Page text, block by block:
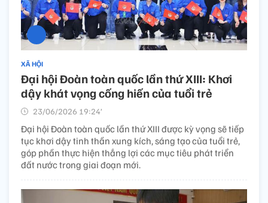
XÃ HỘI
Đại hội Đoàn toàn quốc lần thứ XIII: Khơi
dậy khát vọng cống hiến của tuổi trẻ
23/06/2026 19:24’
Đại hội Đoàn toàn quốc lần thứ XIII được kỳ vọng sẽ tiếp
tục khơi dậy tinh thần xung kích, sáng tạo của tuổi trẻ,
góp phần thực hiện thắng lợi các mục tiêu phát triển
đất nước trong giai đoạn mới.